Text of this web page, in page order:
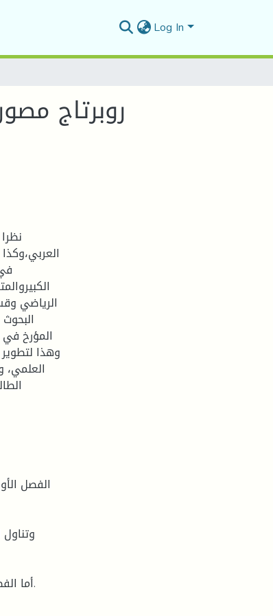
Log In
روبرتاج
الرياضي
وهذا
العلمي،
الفصل
أما الفصل الثالث: الإطار التطبيقي للدراسة (مراحل إنجاز الروبورتاج المصور ).